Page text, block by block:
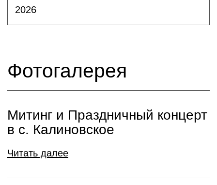
2026
Фотогалерея
Митинг и Праздничный концерт
в с. Калиновское
Читать далее